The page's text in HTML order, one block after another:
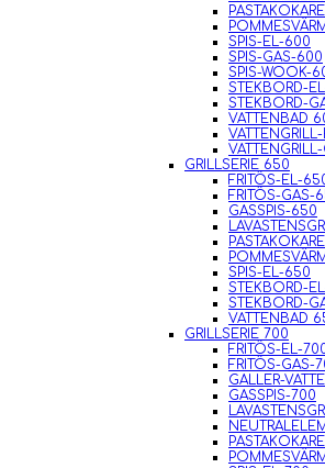
SPIS-EL-600
SPIS-GAS-600
SPIS-WOOK-
STEKBORD-
STEKBORD-
VATTENBAD
GRILLSERIE 650
FRITÖS-EL-
FRITÖS-GAS-
GASSPIS-650
SPIS-EL-650
STEKBORD-
STEKBORD-
VATTENBAD
GRILLSERIE 700
FRITÖS-EL-
FRITÖS-GAS-
GALLER-
GASSPIS-700